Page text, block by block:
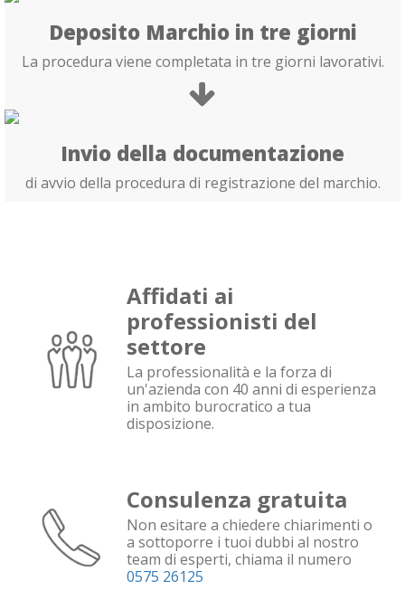
Deposito Marchio in tre giorni
La procedura viene completata in tre giorni lavorativi.
Invio della documentazione
di avvio della procedura di registrazione del marchio.
Affidati ai
professionisti del
settore
La professionalità e la forza di
un'azienda con 40 anni di esperienza
in ambito burocratico a tua
disposizione.
Consulenza gratuita
Non esitare a chiedere chiarimenti o
a sottoporre i tuoi dubbi al nostro
team di esperti, chiama il numero
0575 26125